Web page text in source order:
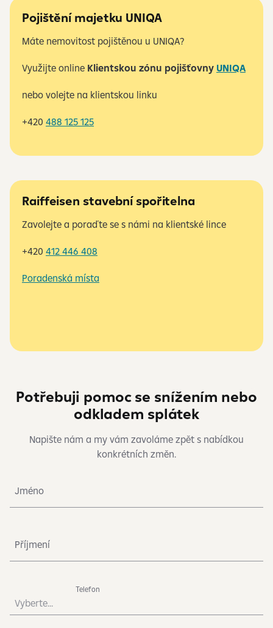
Pojištění majetku UNIQA
Máte nemovitost pojištěnou u UNIQA?
Využijte online Klientskou zónu pojišťovny UNIQA
nebo volejte na klientskou linku
+420 488 125 125
Raiffeisen stavební spořitelna
Zavolejte a poraďte se s námi na klientské lince
+420 412 446 408
Poradenská místa
Potřebuji pomoc se snížením nebo
odkladem splátek
Napište nám a my vám zavoláme zpět s nabídkou
konkrétních změn.
Jméno
Příjmení
Vyberte...
Telefon